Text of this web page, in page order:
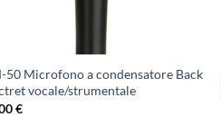
50 Microfono a condensatore Back
vocale/strumentale
€